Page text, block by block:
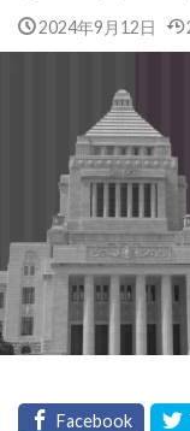
2024年9月12日